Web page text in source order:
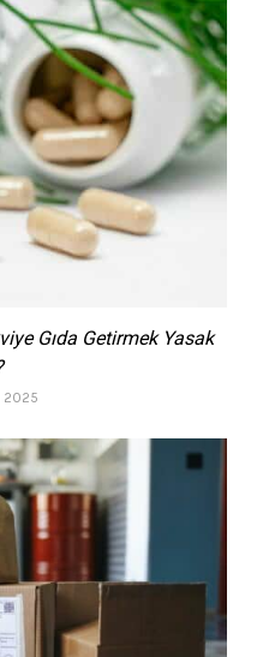
Gıda Getirmek Yasak
2025